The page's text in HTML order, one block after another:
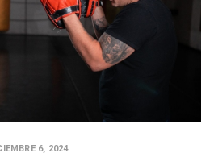
6, 2024